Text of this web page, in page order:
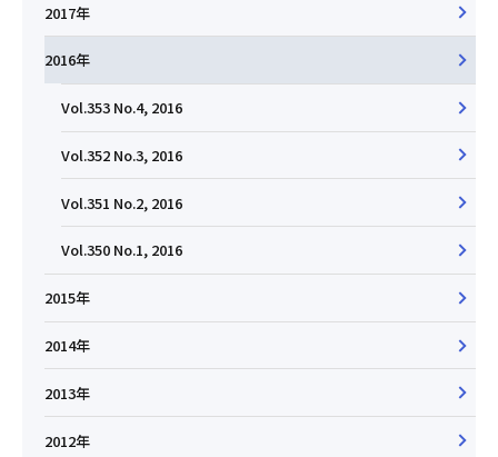
2017年
2016年
Vol.353 No.4, 2016
Vol.352 No.3, 2016
Vol.351 No.2, 2016
Vol.350 No.1, 2016
2015年
2014年
2013年
2012年